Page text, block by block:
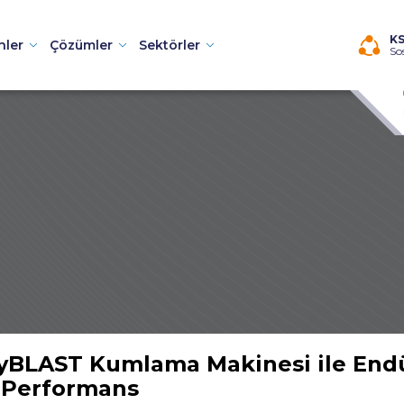
Çözümler Sektörler
Kumlama Makinesi ile